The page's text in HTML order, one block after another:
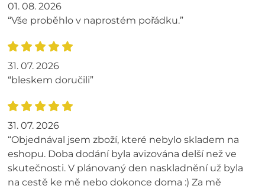
01. 08. 2026
“Vše proběhlo v naprostém pořádku.”
31. 07. 2026
“bleskem doručili”
31. 07. 2026
“Objednával jsem zboží, které nebylo skladem na
eshopu. Doba dodání byla avizována delší než ve
skutečnosti. V plánovaný den naskladnění už byla
na cestě ke mě nebo dokonce doma :) Za mě